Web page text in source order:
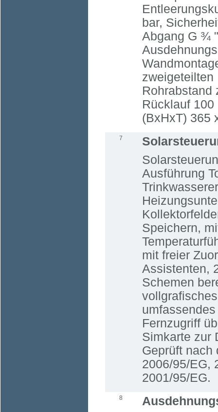
bar,
Abgang G ¾
zweigeteilten
Rohrabstand
Rücklauf
(BxHxT) 365
7
Ausführung
Speichern,
mit freier
Assistenten,
Schemen
Fernzugriff
Simkarte zur
Geprüft nach
2006/95/EG,
2001/95/EG.
8